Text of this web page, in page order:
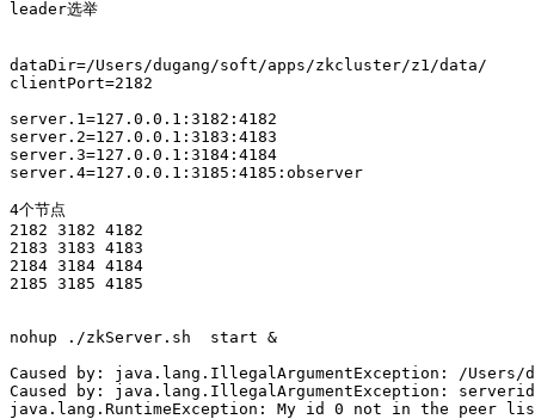
leader选举
dataDir=/Users/dugang/soft/apps/zkcluster/z1/data/
clientPort=2182
server.1=127.0.0.1:3182:4182
server.2=127.0.0.1:3183:4183
server.3=127.0.0.1:3184:4184
server.4=127.0.0.1:3185:4185:observer
4个节点
2182 3182 4182
2183 3183 4183
2184 3184 4184
2185 3185 4185
nohup ./zkServer.sh  start &
Caused by: java.lang.IllegalArgumentException: /
Caused by: java.lang.IllegalArgumentException:
java.lang.RuntimeException: My id 0 not in the peer